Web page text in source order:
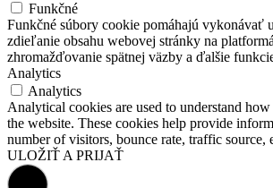
Funkčné
Funkčné súbory cookie pomáhajú vykonávať
zdieľanie obsahu webovej stránky na
zhromažďovanie spätnej väzby a ďalšie
Analytics
Analytics
Analytical cookies are used to understand
the website. These cookies help provide
number of visitors, bounce rate, traffic source,
ULOŽIŤ A PRIJAŤ